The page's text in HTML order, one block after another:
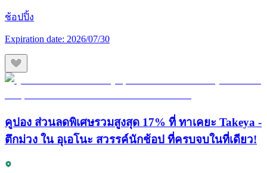
ช้อปปิ้ง
Expiration date: 2026/07/30
คูปอง ส่วนลดพิเศษรวมสูงสุด 17% ที่ ทาเคยะ Takeya -
ตึกม่วง ใน อุเอโนะ สวรรค์นักช้อป ที่ครบจบในที่เดียว!